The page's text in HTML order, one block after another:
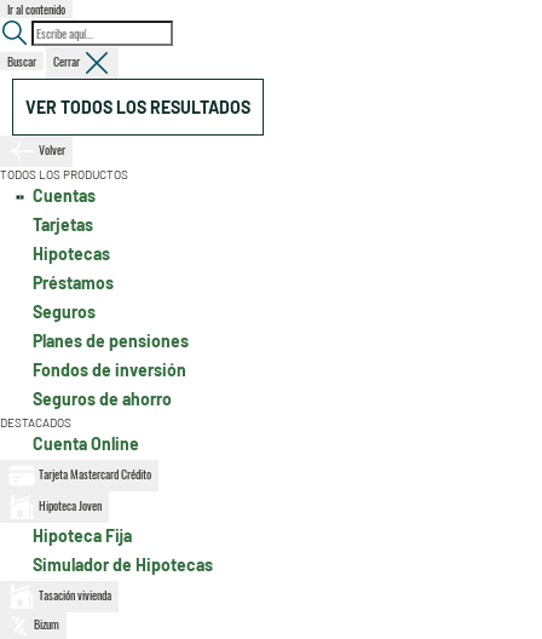
Ir al contenido
Buscar Cerrar
VER TODOS LOS RESULTADOS
Volver
TODOS LOS PRODUCTOS
Cuentas
Tarjetas
Hipotecas
Préstamos
Seguros
Planes de pensiones
Fondos de inversión
Seguros de ahorro
DESTACADOS
Cuenta Online
Tarjeta Mastercard Crédito
Hipoteca Joven
Hipoteca Fija
Simulador de Hipotecas
Tasación vivienda
Bizum